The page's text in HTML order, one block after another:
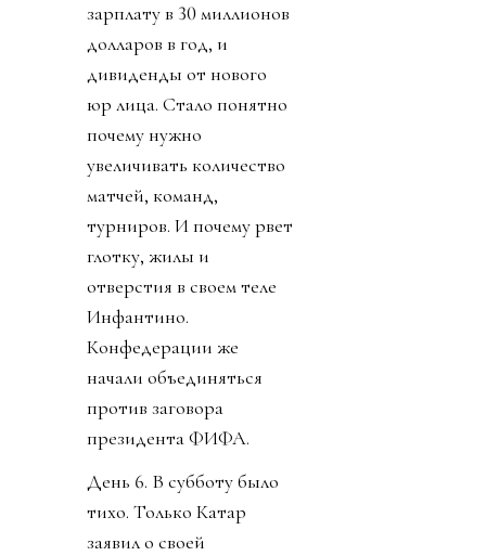
зарплату в 30 миллионов
долларов в год, и
дивиденды от нового
юр лица. Стало понятно
почему нужно
увеличивать количество
матчей, команд,
турниров. И почему рвет
глотку, жилы и
отверстия в своем теле
Инфантино.
Конфедерации же
начали объединяться
против заговора
президента ФИФА.
День 6. В субботу было
тихо. Только Катар
заявил о своей